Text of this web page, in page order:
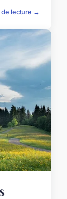
de lecture →